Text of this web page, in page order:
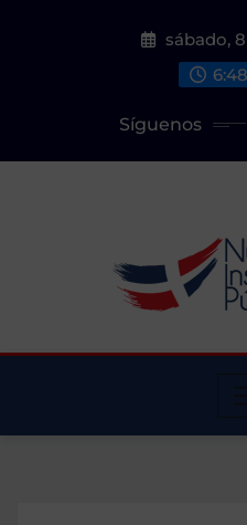
sábado,
Síguenos